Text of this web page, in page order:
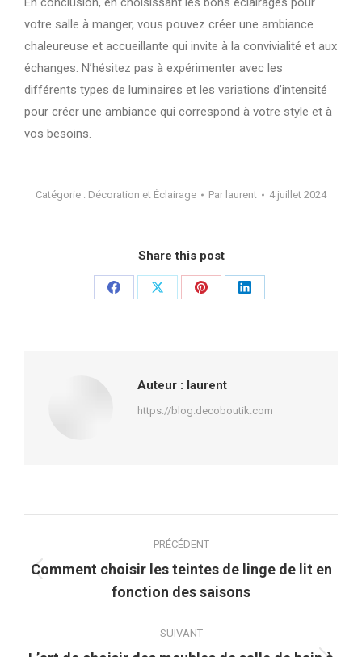
votre salle à manger, vous pouvez créer une ambiance
chaleureuse et accueillante qui invite à la convivialité et aux
échanges. N’hésitez pas à expérimenter avec les
différents types de luminaires et les variations d’intensité
pour créer une ambiance qui correspond à votre style et à
vos besoins.
Catégorie : Décoration et Éclairage Par laurent 4 juillet 2024
Share this post
PartagerPartagerPartagerPartager
Auteur : laurent
https://blog.decoboutik.com
article
PRÉCÉDENT
Article
précédent
Comment choisir les teintes de linge de lit en
fonction des saisons
SUIVANT